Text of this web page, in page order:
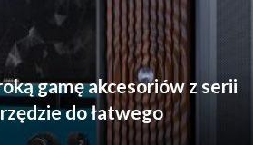
gamę akcesoriów z serii
do łatwego